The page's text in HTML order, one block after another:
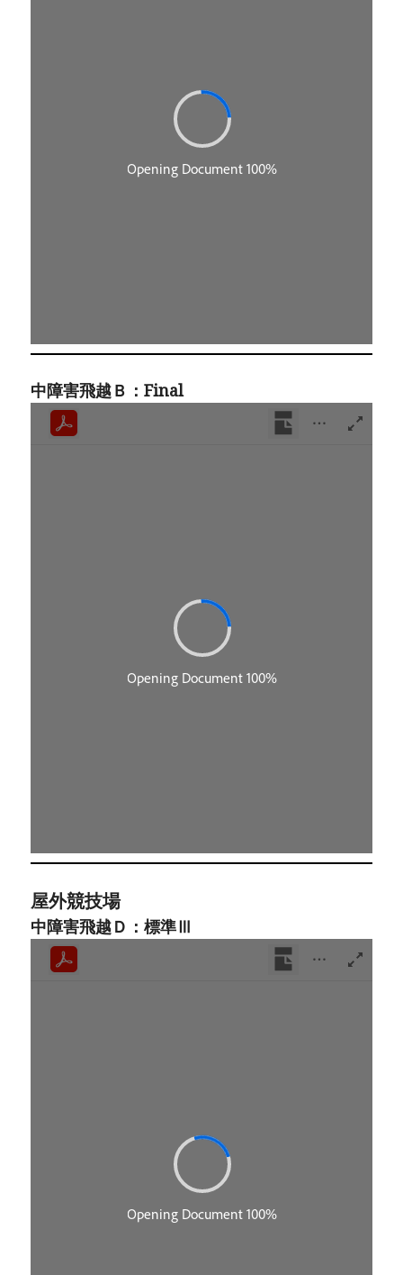
中障害飛越Ｂ：Final
屋外競技場
中障害飛越Ｄ：標準Ⅲ